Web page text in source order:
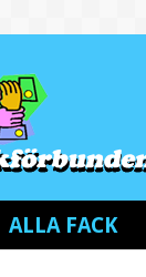
ALLA FACK